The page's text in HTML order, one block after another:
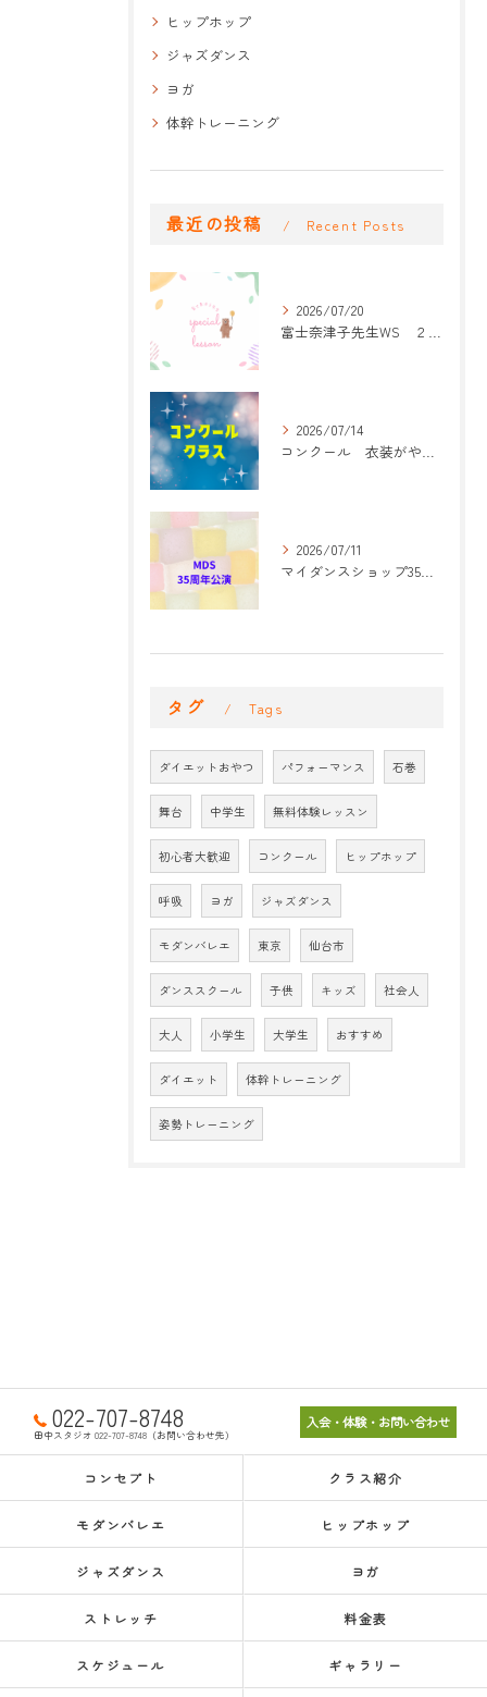
ヒップホップ
ジャズダンス
ヨガ
体幹トレーニング
最近の投稿 Recent Posts
2026/07/20
富士奈津子先生WS ２回目
2026/07/14
コンクール 衣装がやって来た！
2026/07/11
マイダンスショップ35周年記念公演 振付開始
タグ Tags
ダイエットおやつ パフォーマンス 石巻
舞台 中学生 無料体験レッスン
初心者大歓迎 コンクール ヒップホップ
呼吸 ヨガ ジャズダンス
モダンバレエ 東京 仙台市
ダンススクール 子供 キッズ 社会人
大人 小学生 大学生 おすすめ
ダイエット 体幹トレーニング
姿勢トレーニング
022-707-8748
田中スタジオ 022-707-8748（お問い合わせ先）
入会・体験・お問い合わせ
コンセプト クラス紹介
モダンバレエ ヒップホップ
ジャズダンス ヨガ
ストレッチ 料金表
スケジュール ギャラリー